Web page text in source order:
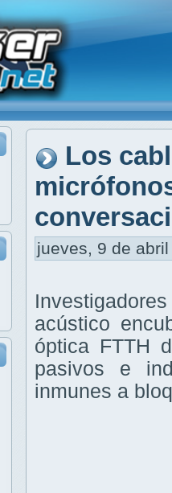
Los
jueves, 9 de
acústico
óptica FTTH
pasivos e
inmunes a